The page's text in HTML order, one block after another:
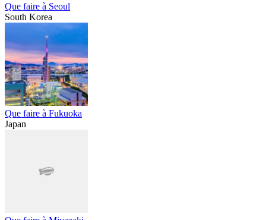
Que faire à Seoul
South Korea
Que faire à Fukuoka
Japan